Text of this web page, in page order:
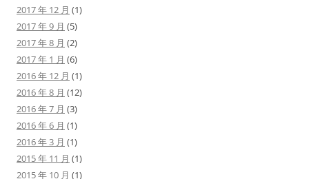
2017 年 12 月 (1)
2017 年 9 月 (5)
2017 年 8 月 (2)
2017 年 1 月 (6)
2016 年 12 月 (1)
2016 年 8 月 (12)
2016 年 7 月 (3)
2016 年 6 月 (1)
2016 年 3 月 (1)
2015 年 11 月 (1)
2015 年 10 月 (1)